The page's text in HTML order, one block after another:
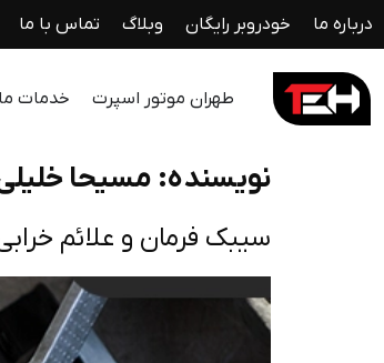
درباره ما خودروبر رایگان وبلاگ تماس با ما
طهران موتور اسپرت خدمات ما
نویسنده: مسیحا
سیبک فرمان و علائم